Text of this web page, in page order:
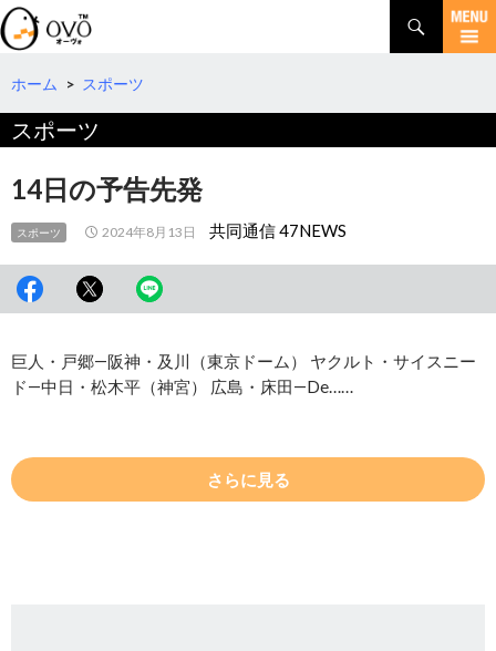
検
索
コ
テ
へ
ホーム > スポーツ
スポーツ
14日の予告先発
スポーツ 2024年8月13日 共同通信 47NEWS
巨人・戸郷―阪神・及川（東京ドーム） ヤクルト・サイスニー
ド―中日・松木平（神宮） 広島・床田―De……
さらに見る